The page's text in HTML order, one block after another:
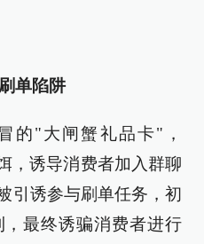
单陷阱
的"大闸蟹礼品卡"，
，诱导消费者加入群聊
引诱参与刷单任务，初
最终诱骗消费者进行